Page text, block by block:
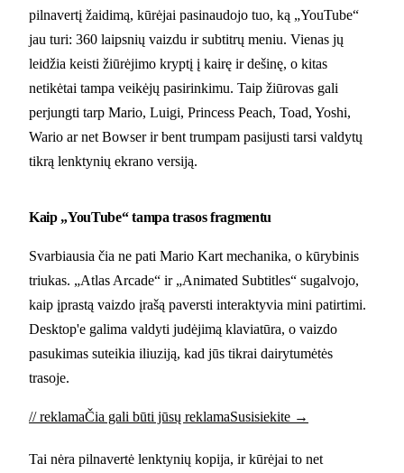
pilnavertį žaidimą, kūrėjai pasinaudojo tuo, ką „YouTube“
jau turi: 360 laipsnių vaizdu ir subtitrų meniu. Vienas jų
leidžia keisti žiūrėjimo kryptį į kairę ir dešinę, o kitas
netikėtai tampa veikėjų pasirinkimu. Taip žiūrovas gali
perjungti tarp Mario, Luigi, Princess Peach, Toad, Yoshi,
Wario ar net Bowser ir bent trumpam pasijusti tarsi valdytų
tikrą lenktynių ekrano versiją.
Kaip „YouTube“ tampa trasos fragmentu
Svarbiausia čia ne pati Mario Kart mechanika, o kūrybinis
triukas. „Atlas Arcade“ ir „Animated Subtitles“ sugalvojo,
kaip įprastą vaizdo įrašą paversti interaktyvia mini patirtimi.
Desktop'e galima valdyti judėjimą klaviatūra, o vaizdo
pasukimas suteikia iliuziją, kad jūs tikrai dairytumėtės
trasoje.
// reklamaČia gali būti jūsų reklamaSusisiekite →
Tai nėra pilnavertė lenktynių kopija, ir kūrėjai to net